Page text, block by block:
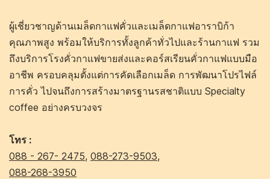
ผู้เชี่ยวชาญด้านเมล็ดกาแฟคั่วและเมล็ดกาแฟอาราบิก้า
คุณภาพสูง พร้อมให้บริการทั้งลูกค้าทั่วไปและร้านกาแฟ รวม
ถึงบริการโรงคั่วกาแฟขายส่งและคอร์สเรียนคั่วกาแฟแบบมือ
อาชีพ ครอบคลุมตั้งแต่การคัดเลือกเมล็ด การพัฒนาโปรไฟล์
การคั่ว ไปจนถึงการสร้างมาตรฐานรสชาติแบบ Specialty
coffee อย่างครบวงจร
โทร :
088 - 267- 2475, 088-273-9503,
088-268-3950